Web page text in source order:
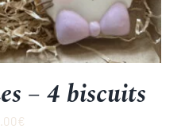
– 4 biscuits
€